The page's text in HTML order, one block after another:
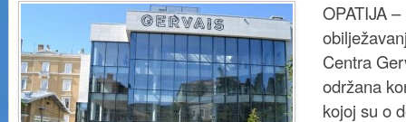
OPATIJA
Centra
održana
kojoj su o